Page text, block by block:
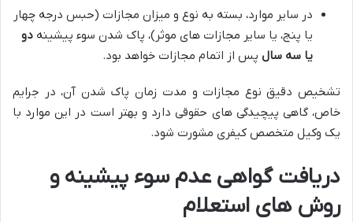
در سایر موارد، بسته به نوع و میزان مجازات (حبس درجه چهار
یا پنج، یا سایر مجازات های موثر)، پاک شدن سوء پیشینه دو
یا سه سال پس از اتمام مجازات خواهد بود.
تشخیص دقیق نوع مجازات و مدت زمان پاک شدن آن، در جرایم
خاص، گاهی پیچیدگی های حقوقی دارد و بهتر است در این موارد با
یک وکیل متخصص کیفری مشورت شود.
دریافت گواهی عدم سوء پیشینه و
روش های استعلام